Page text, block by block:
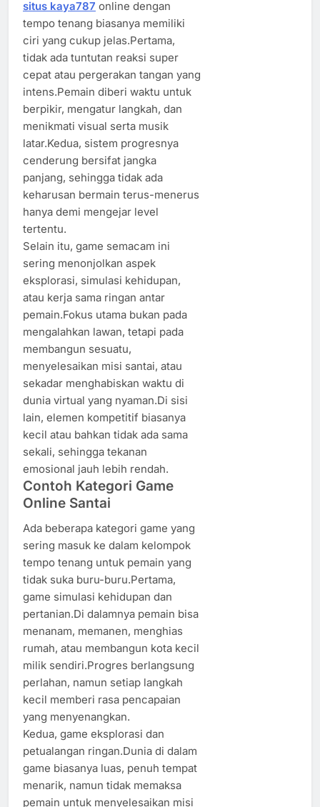
situs kaya787 online dengan
tempo tenang biasanya memiliki
ciri yang cukup jelas.Pertama,
tidak ada tuntutan reaksi super
cepat atau pergerakan tangan yang
intens.Pemain diberi waktu untuk
berpikir, mengatur langkah, dan
menikmati visual serta musik
latar.Kedua, sistem progresnya
cenderung bersifat jangka
panjang, sehingga tidak ada
keharusan bermain terus-menerus
hanya demi mengejar level
tertentu.
Selain itu, game semacam ini
sering menonjolkan aspek
eksplorasi, simulasi kehidupan,
atau kerja sama ringan antar
pemain.Fokus utama bukan pada
mengalahkan lawan, tetapi pada
membangun sesuatu,
menyelesaikan misi santai, atau
sekadar menghabiskan waktu di
dunia virtual yang nyaman.Di sisi
lain, elemen kompetitif biasanya
kecil atau bahkan tidak ada sama
sekali, sehingga tekanan
emosional jauh lebih rendah.
Contoh Kategori Game
Online Santai
Ada beberapa kategori game yang
sering masuk ke dalam kelompok
tempo tenang untuk pemain yang
tidak suka buru-buru.Pertama,
game simulasi kehidupan dan
pertanian.Di dalamnya pemain bisa
menanam, memanen, menghias
rumah, atau membangun kota kecil
milik sendiri.Progres berlangsung
perlahan, namun setiap langkah
kecil memberi rasa pencapaian
yang menyenangkan.
Kedua, game eksplorasi dan
petualangan ringan.Dunia di dalam
game biasanya luas, penuh tempat
menarik, namun tidak memaksa
pemain untuk menyelesaikan misi